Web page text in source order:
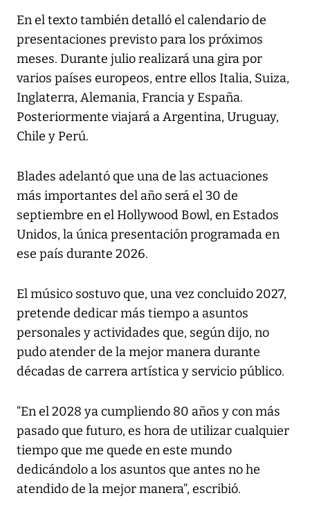
En el texto también detalló el calendario de
presentaciones previsto para los próximos
meses. Durante julio realizará una gira por
varios países europeos, entre ellos Italia, Suiza,
Inglaterra, Alemania, Francia y España.
Posteriormente viajará a Argentina, Uruguay,
Chile y Perú.
Blades adelantó que una de las actuaciones
más importantes del año será el 30 de
septiembre en el Hollywood Bowl, en Estados
Unidos, la única presentación programada en
ese país durante 2026.
El músico sostuvo que, una vez concluido 2027,
pretende dedicar más tiempo a asuntos
personales y actividades que, según dijo, no
pudo atender de la mejor manera durante
décadas de carrera artística y servicio público.
“En el 2028 ya cumpliendo 80 años y con más
pasado que futuro, es hora de utilizar cualquier
tiempo que me quede en este mundo
dedicándolo a los asuntos que antes no he
atendido de la mejor manera”, escribió.